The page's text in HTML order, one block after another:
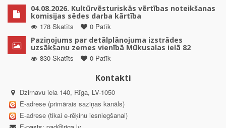
04.08.2026. Kultūrvēsturiskās vērtības noteikšanas
komisijas sēdes darba kārtība
178 Skatīts
0 Patīk
Paziņojums par detālplānojuma izstrādes
uzsākšanu zemes vienībā Mūkusalas ielā 82
830 Skatīts
0 Patīk
Kontakti
Dzirnavu iela 140, Rīga, LV-1050
E-adrese (primārais saziņas kanāls)
E-adrese (tikai e-rēķinu iesniegšanai)